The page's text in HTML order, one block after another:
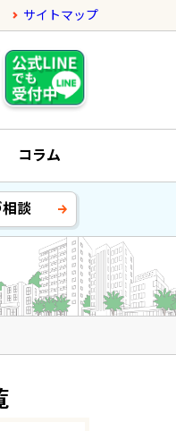
サイトマップ
コラム
談